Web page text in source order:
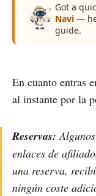
Got a
Navi —
guide.
En cuanto entras
al instante por la
Reservas:
enlaces de
una reserva,
ningún coste